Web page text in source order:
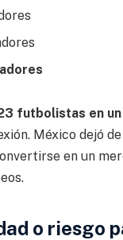
futbolistas en
México dejó
en un
o riesgo